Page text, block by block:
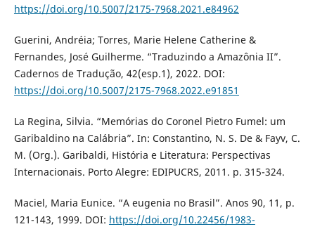
https://doi.org/10.5007/2175-7968.2021.e84962
Guerini, Andréia; Torres, Marie Helene Catherine &
Fernandes, José Guilherme. “Traduzindo a Amazônia II”.
Cadernos de Tradução, 42(esp.1), 2022. DOI:
https://doi.org/10.5007/2175-7968.2022.e91851
La Regina, Silvia. “Memórias do Coronel Pietro Fumel: um
Garibaldino na Calábria”. In: Constantino, N. S. De & Fayv, C.
M. (Org.). Garibaldi, História e Literatura: Perspectivas
Internacionais. Porto Alegre: EDIPUCRS, 2011. p. 315-324.
Maciel, Maria Eunice. “A eugenia no Brasil”. Anos 90, 11, p.
121-143, 1999. DOI: https://doi.org/10.22456/1983-